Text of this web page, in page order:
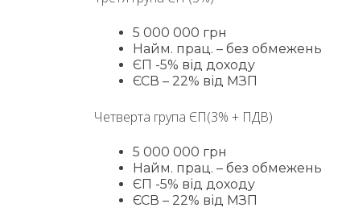
5 000 000 грн
Найм. прац. – без обмежень
ЄП -5% від доходу
ЄСВ – 22% від МЗП
Четверта група ЄП(3% + ПДВ)
5 000 000 грн
Найм. прац. – без обмежень
ЄП -5% від доходу
ЄСВ – 22% від МЗП